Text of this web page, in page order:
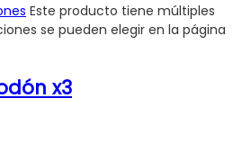
Este producto tiene múltiples
se pueden elegir en la página
x3